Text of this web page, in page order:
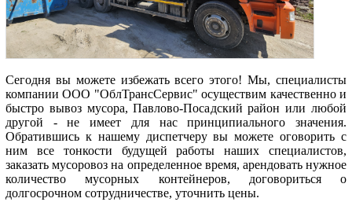
Сегодня вы можете избежать всего этого! Мы, специалисты
компании ООО "ОблТрансСервис" осуществим качественно и
быстро вывоз мусора, Павлово-Посадский район или любой
другой - не имеет для нас принципиального значения.
Обратившись к нашему диспетчеру вы можете оговорить с
ним все тонкости будущей работы наших специалистов,
заказать мусоровоз на определенное время, арендовать нужное
количество мусорных контейнеров, договориться о
долгосрочном сотрудничестве, уточнить цены.